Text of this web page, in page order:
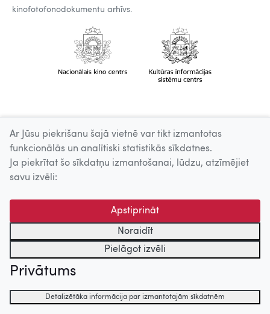
kinofotofonodokumentu arhīvs.
Ar Jūsu piekrišanu šajā vietnē var tikt izmantotas
funkcionālās un analītiski statistikās sīkdatnes.
Ja piekrītat šo sīkdatņu izmantošanai, lūdzu, atzīmējiet
savu izvēli:
Apstiprināt
Noraidīt
Pielāgot izvēli
Privātums
Detalizētāka informācija par izmantotajām sīkdatnēm